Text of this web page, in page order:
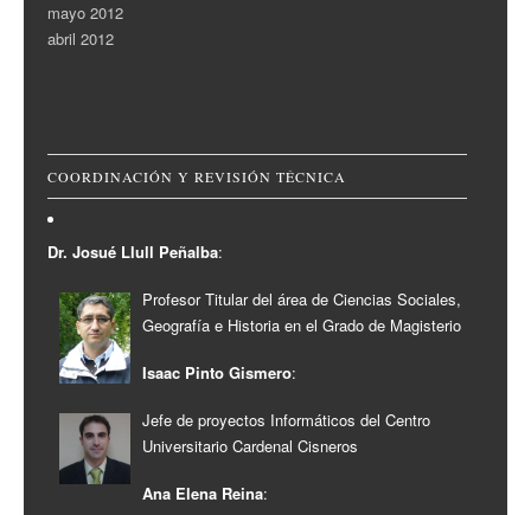
mayo 2012
abril 2012
COORDINACIÓN Y REVISIÓN TÉCNICA
Dr. Josué Llull Peñalba:
Profesor Titular del área de Ciencias Sociales,
Geografía e Historia en el Grado de Magisterio
Isaac Pinto Gismero:
Jefe de proyectos Informáticos del Centro
Universitario Cardenal Cisneros
Ana Elena Reina: